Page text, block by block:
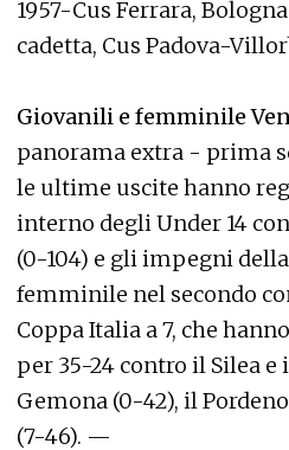
1957-Cus Ferrara,
cadetta, Cus Padova-
Giovanili e femminile
panorama extra - prima
le ultime uscite hanno
interno degli Under 14
(0-104) e gli impegni
femminile nel secondo
Coppa Italia a 7, che
per 35-24 contro il Silea
Gemona (0-42), il
(7-46). —